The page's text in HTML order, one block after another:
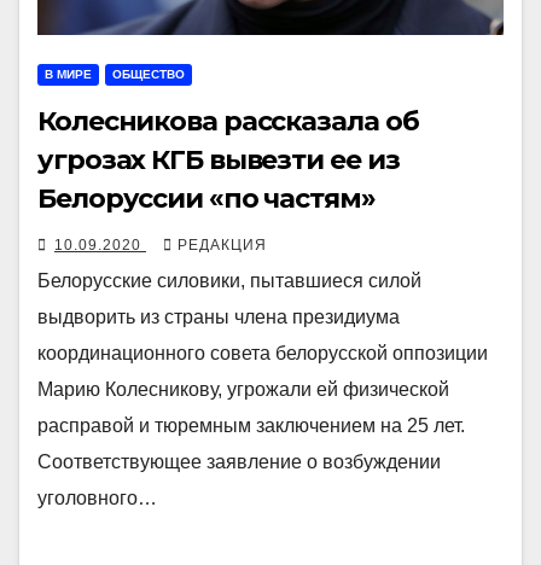
В МИРЕ ОБЩЕСТВО
Колесникова рассказала об
угрозах КГБ вывезти ее из
Белоруссии «по частям»
10.09.2020 РЕДАКЦИЯ
Белорусские силовики, пытавшиеся силой
выдворить из страны члена президиума
координационного совета белорусской оппозиции
Марию Колесникову, угрожали ей физической
расправой и тюремным заключением на 25 лет.
Соответствующее заявление о возбуждении
уголовного…